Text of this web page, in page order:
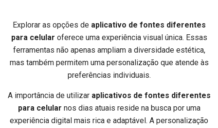
Explorar as opções de aplicativo de fontes diferentes
para celular oferece uma experiência visual única. Essas
ferramentas não apenas ampliam a diversidade estética,
mas também permitem uma personalização que atende às
preferências individuais.
A importância de utilizar aplicativos de fontes diferentes
para celular nos dias atuais reside na busca por uma
experiência digital mais rica e adaptável. A personalização